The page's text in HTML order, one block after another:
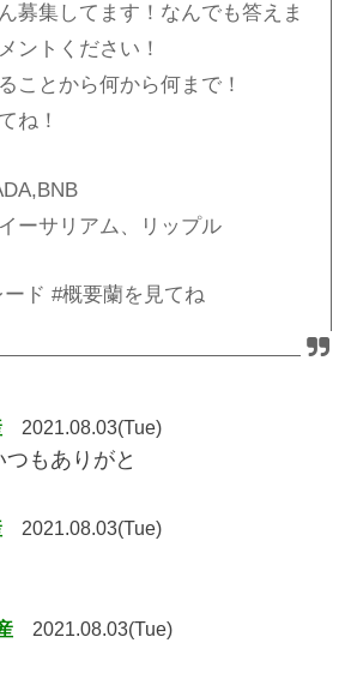
募集してます！なんでも答えま
ントください！
ことから何から何まで！
ね！
ーサリアム、リップル
ド #概要蘭を見てね
2021.08.03(Tue)
もありがと
2021.08.03(Tue)
2021.08.03(Tue)